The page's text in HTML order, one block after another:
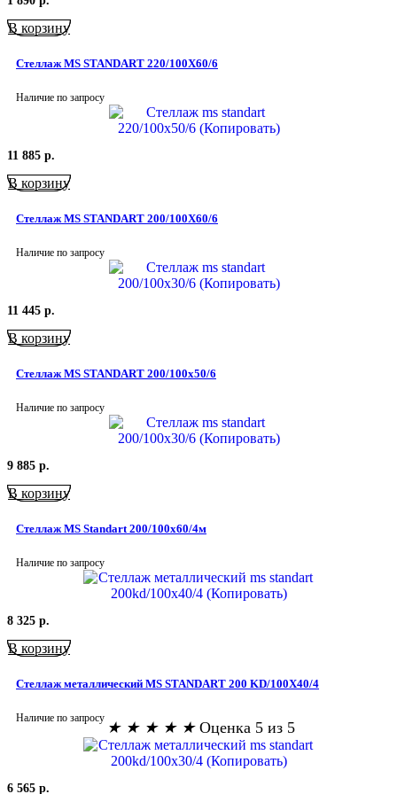
В корзину
Стеллаж MS STANDART 220/100X60/6
Наличие по запросу
11 885 р.
В корзину
Стеллаж MS STANDART 200/100X60/6
Наличие по запросу
11 445 р.
В корзину
Стеллаж MS STANDART 200/100х50/6
Наличие по запросу
9 885 р.
В корзину
Стеллаж MS Standart 200/100х60/4м
Наличие по запросу
8 325 р.
В корзину
Стеллаж металлический MS STANDART 200 KD/100X40/4
Наличие по запросу
★ ★ ★ ★ ★ Оценка 5 из 5
6 565 р.